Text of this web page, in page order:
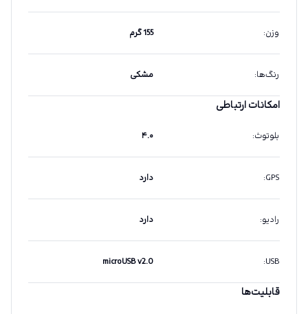
وزن: 155 گرم
رنگ‌ها: مشکی
امکانات ارتباطی
بلوتوث: ۴.۰
GPS
: دارد
رادیو: دارد
USB
:
microUSB v2.0
قابلیت‌ها